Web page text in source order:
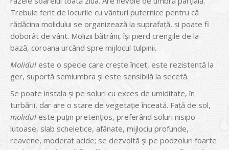
Trebuie ferit de locurile cu vânturi puternice pentru că
rădăcina molidului se organizează la suprafață, și poate fi
doborât de vânt. Molizii bătrâni, își pierd crengile de la
bază, coroana urcând spre mijlocul tulpinii.
Molidul este o specie care creşte încet, este rezistentă la
ger, suportă semiumbra și este sensibilă la secetă.
Se poate instala şi pe soluri cu exces de umiditate, în
turbării, dar are o stare de vegetaţie înceată. Faţă de sol,
molidul este puţin pretenţios, preferând soluri nisipo-
lutoase, slab scheletice, afânate, mijlociu profunde,
reavene, moderat acide; se dezvoltă şi pe podzoluri foarte